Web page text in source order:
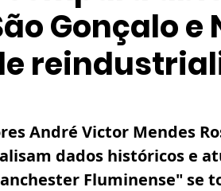
Gonçalo e
André Victor Mendes
dados históricos e
Fluminense" se